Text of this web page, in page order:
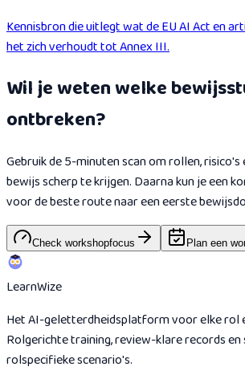
Kennisbron die uitlegt wat de EU AI Act en
het zich verhoudt tot Annex III.
Wil je weten welke
ontbreken?
Gebruik de 5-minuten scan om rollen,
bewijs scherp te krijgen. Daarna kun je een
voor de beste route naar een eerste
Check workshopfocus Plan een
LearnWize
Het AI-geletterdheidsplatform voor elke rol
Rolgerichte training, review-klare records
rolspecifieke scenario's.